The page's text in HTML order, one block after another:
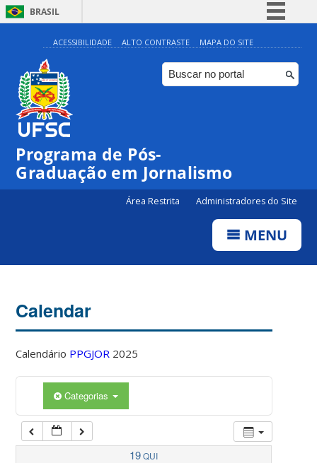
BRASIL
Simplifique!
Comunica BR
Participe
ACESSIBILIDADE ALTO CONTRASTE MAPA DO SITE
Programa de Pós-
Graduação em Jornalismo
Área Restrita Administradores do Site
MENU
Calendar
Calendário PPGJOR 2025
Categorias
19QUI
04:00
05:00
07:00